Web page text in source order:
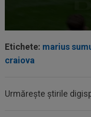
Etichete: marius
craiova
Urmărește știrile